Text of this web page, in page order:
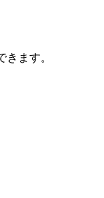
ます。